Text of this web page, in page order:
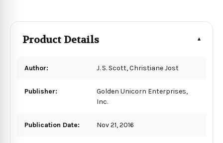
Product Details
Author: J. S. Scott, Christiane Jost
Publisher:
Golden Unicorn Enterprises,
Inc.
Publication Date: Nov 21, 2016